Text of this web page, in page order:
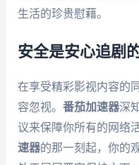
生活的珍贵慰藉。
安全是安心追剧
在享受精彩影视内容的
容忽视。 番茄加速器深
议来保障你所有的网络
速器的那一刻起，你的